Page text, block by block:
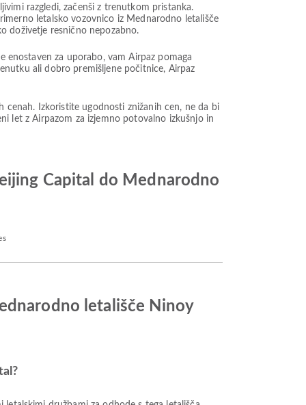
razgledi, začenši z trenutkom pristanka.
letalsko vozovnico iz Mednarodno letališče
doživetje resnično nepozabno.
enostaven za uporabo, vam Airpaz pomaga
ali dobro premišljene počitnice, Airpaz
Izkoristite ugodnosti znižanih cen, ne da bi
let z Airpazom za izjemno potovalno izkušnjo in
Capital do Mednarodno
letališče Ninoy